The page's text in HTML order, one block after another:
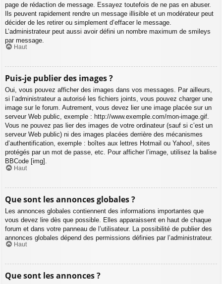
page de rédaction de message. Essayez toutefois de ne pas en abuser.
Ils peuvent rapidement rendre un message illisible et un modérateur peut
décider de les retirer ou simplement d’effacer le message.
L’administrateur peut aussi avoir défini un nombre maximum de smileys
par message.
Haut
Puis-je publier des images ?
Oui, vous pouvez afficher des images dans vos messages. Par ailleurs,
si l’administrateur a autorisé les fichiers joints, vous pouvez charger une
image sur le forum. Autrement, vous devez lier une image placée sur un
serveur Web public, exemple : http://www.exemple.com/mon-image.gif.
Vous ne pouvez pas lier des images de votre ordinateur (sauf si c’est un
serveur Web public) ni des images placées derrière des mécanismes
d’authentification, exemple : boîtes aux lettres Hotmail ou Yahoo!, sites
protégés par un mot de passe, etc. Pour afficher l’image, utilisez la balise
BBCode [img].
Haut
Que sont les annonces globales ?
Les annonces globales contiennent des informations importantes que
vous devez lire dès que possible. Elles apparaissent en haut de chaque
forum et dans votre panneau de l’utilisateur. La possibilité de publier des
annonces globales dépend des permissions définies par l’administrateur.
Haut
Que sont les annonces ?